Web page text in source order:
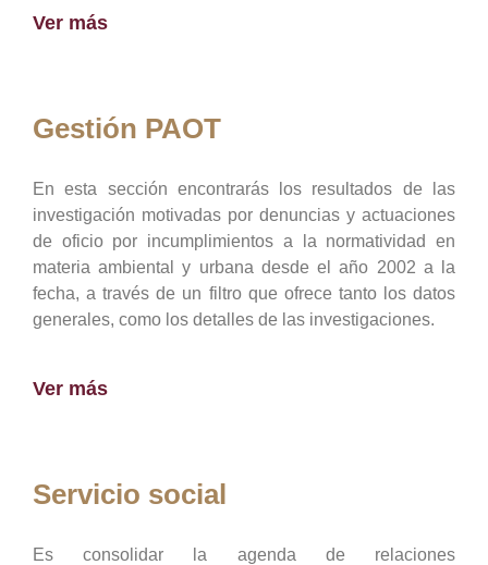
Ver más
Gestión PAOT
En esta sección encontrarás los resultados de las
investigación motivadas por denuncias y actuaciones
de oficio por incumplimientos a la normatividad en
materia ambiental y urbana desde el año 2002 a la
fecha, a través de un filtro que ofrece tanto los datos
generales, como los detalles de las investigaciones.
Ver más
Servicio social
Es consolidar la agenda de relaciones